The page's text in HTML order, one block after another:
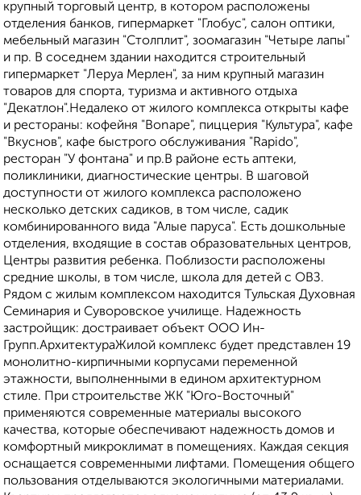
крупный торговый центр, в котором расположены
отделения банков, гипермаркет "Глобус", салон оптики,
мебельный магазин "Столплит", зоомагазин "Четыре лапы"
и пр. В соседнем здании находится строительный
гипермаркет "Леруа Мерлен", за ним крупный магазин
товаров для спорта, туризма и активного отдыха
"Декатлон".Недалеко от жилого комплекса открыты кафе
и рестораны: кофейня "Bonape", пиццерия "Культура", кафе
"Вкуснов", кафе быстрого обслуживания "Rapido",
ресторан "У фонтана" и пр.В районе есть аптеки,
поликлиники, диагностические центры. В шаговой
доступности от жилого комплекса расположено
несколько детских садиков, в том числе, садик
комбинированного вида "Алые паруса". Есть дошкольные
отделения, входящие в состав образовательных центров,
Центры развития ребенка. Поблизости расположены
средние школы, в том числе, школа для детей с ОВЗ.
Рядом с жилым комплексом находится Тульская Духовная
Семинария и Суворовское училище. Надежность
застройщик: достраивает объект ООО Ин-
Групп.АрхитектураЖилой комплекс будет представлен 19
монолитно-кирпичными корпусами переменной
этажности, выполненными в едином архитектурном
стиле. При строительстве ЖК "Юго-Восточный"
применяются современные материалы высокого
качества, которые обеспечивают надежность домов и
комфортный микроклимат в помещениях. Каждая секция
оснащается современными лифтами. Помещения общего
пользования отделываются экологичными материалами.